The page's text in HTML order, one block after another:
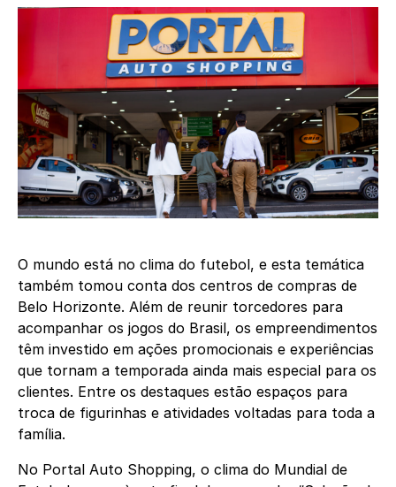
O mundo está no clima do futebol, e esta temática
também tomou conta dos centros de compras de
Belo Horizonte. Além de reunir torcedores para
acompanhar os jogos do Brasil, os empreendimentos
têm investido em ações promocionais e experiências
que tornam a temporada ainda mais especial para os
clientes. Entre os destaques estão espaços para
troca de figurinhas e atividades voltadas para toda a
família.
No Portal Auto Shopping, o clima do Mundial de